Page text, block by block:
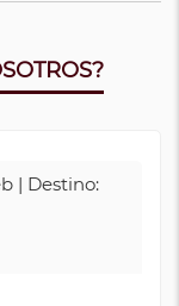
| Destino: